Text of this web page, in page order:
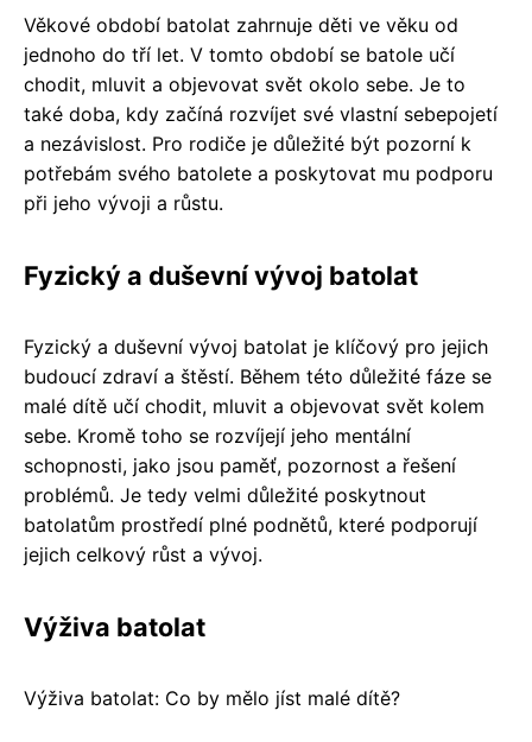
Věkové období batolat zahrnuje děti ve věku od
jednoho do tří let. V tomto období se batole učí
chodit, mluvit a objevovat svět okolo sebe. Je to
také doba, kdy začíná rozvíjet své vlastní sebepojetí
a nezávislost. Pro rodiče je důležité být pozorní k
potřebám svého batolete a poskytovat mu podporu
při jeho vývoji a růstu.
Fyzický a duševní vývoj batolat
Fyzický a duševní vývoj batolat je klíčový pro jejich
budoucí zdraví a štěstí. Během této důležité fáze se
malé dítě učí chodit, mluvit a objevovat svět kolem
sebe. Kromě toho se rozvíjejí jeho mentální
schopnosti, jako jsou paměť, pozornost a řešení
problémů. Je tedy velmi důležité poskytnout
batolatům prostředí plné podnětů, které podporují
jejich celkový růst a vývoj.
Výživa batolat
Výživa batolat: Co by mělo jíst malé dítě?